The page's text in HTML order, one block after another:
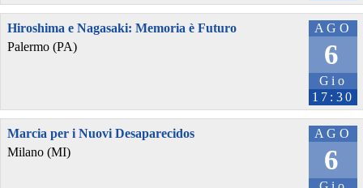
AGO
6
Gio
17:30
Hiroshima e Nagasaki: Memoria è Futuro
Palermo (PA)
AGO
6
Marcia per i Nuovi Desaparecidos
Milano (MI)